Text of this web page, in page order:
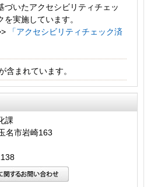
づいたアクセシビリティチェッ
を実施しています。
「アクセシビリティチェック済
含まれています。
課
名市岩崎163